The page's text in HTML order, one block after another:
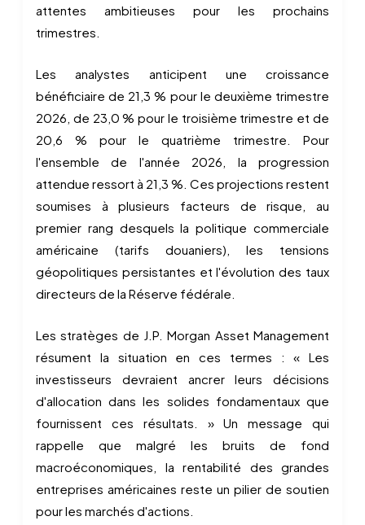
attentes ambitieuses pour les prochains
trimestres.
Les analystes anticipent une croissance
bénéficiaire de 21,3 % pour le deuxième trimestre
2026, de 23,0 % pour le troisième trimestre et de
20,6 % pour le quatrième trimestre. Pour
l'ensemble de l'année 2026, la progression
attendue ressort à 21,3 %. Ces projections restent
soumises à plusieurs facteurs de risque, au
premier rang desquels la politique commerciale
américaine (tarifs douaniers), les tensions
géopolitiques persistantes et l'évolution des taux
directeurs de la Réserve fédérale.
Les stratèges de J.P. Morgan Asset Management
résument la situation en ces termes : « Les
investisseurs devraient ancrer leurs décisions
d'allocation dans les solides fondamentaux que
fournissent ces résultats. » Un message qui
rappelle que malgré les bruits de fond
macroéconomiques, la rentabilité des grandes
entreprises américaines reste un pilier de soutien
pour les marchés d'actions.